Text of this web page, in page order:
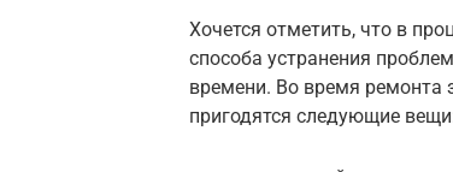
Хочется отметить, что в
способа устранения
времени. Во время ремонта
пригодятся следующие